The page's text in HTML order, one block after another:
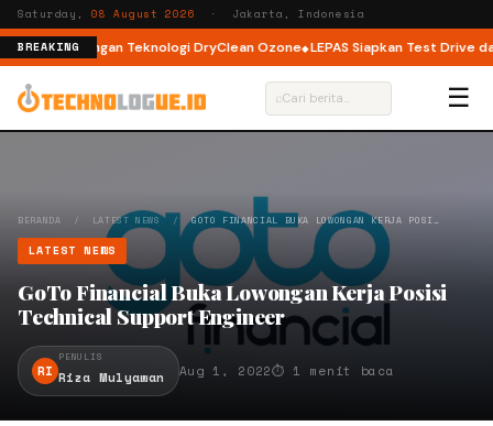
Saturday,08 August 2026 · Jakarta, Indonesia
BREAKING
Load dengan Teknologi DryClean Ozone LEPAS Siapkan Test Drive
⌕ ☰
BERANDA / LATEST NEWS/GOTO FINANCIAL BUKA LOWONGAN KERJA POSI…
LATEST NEWS
GoTo Financial Buka Lowongan Kerja Posisi
Technical Support Engineer
RI
PENULIS
Riza Mulyawan Aug 1, 2022⏱ 1 menit baca